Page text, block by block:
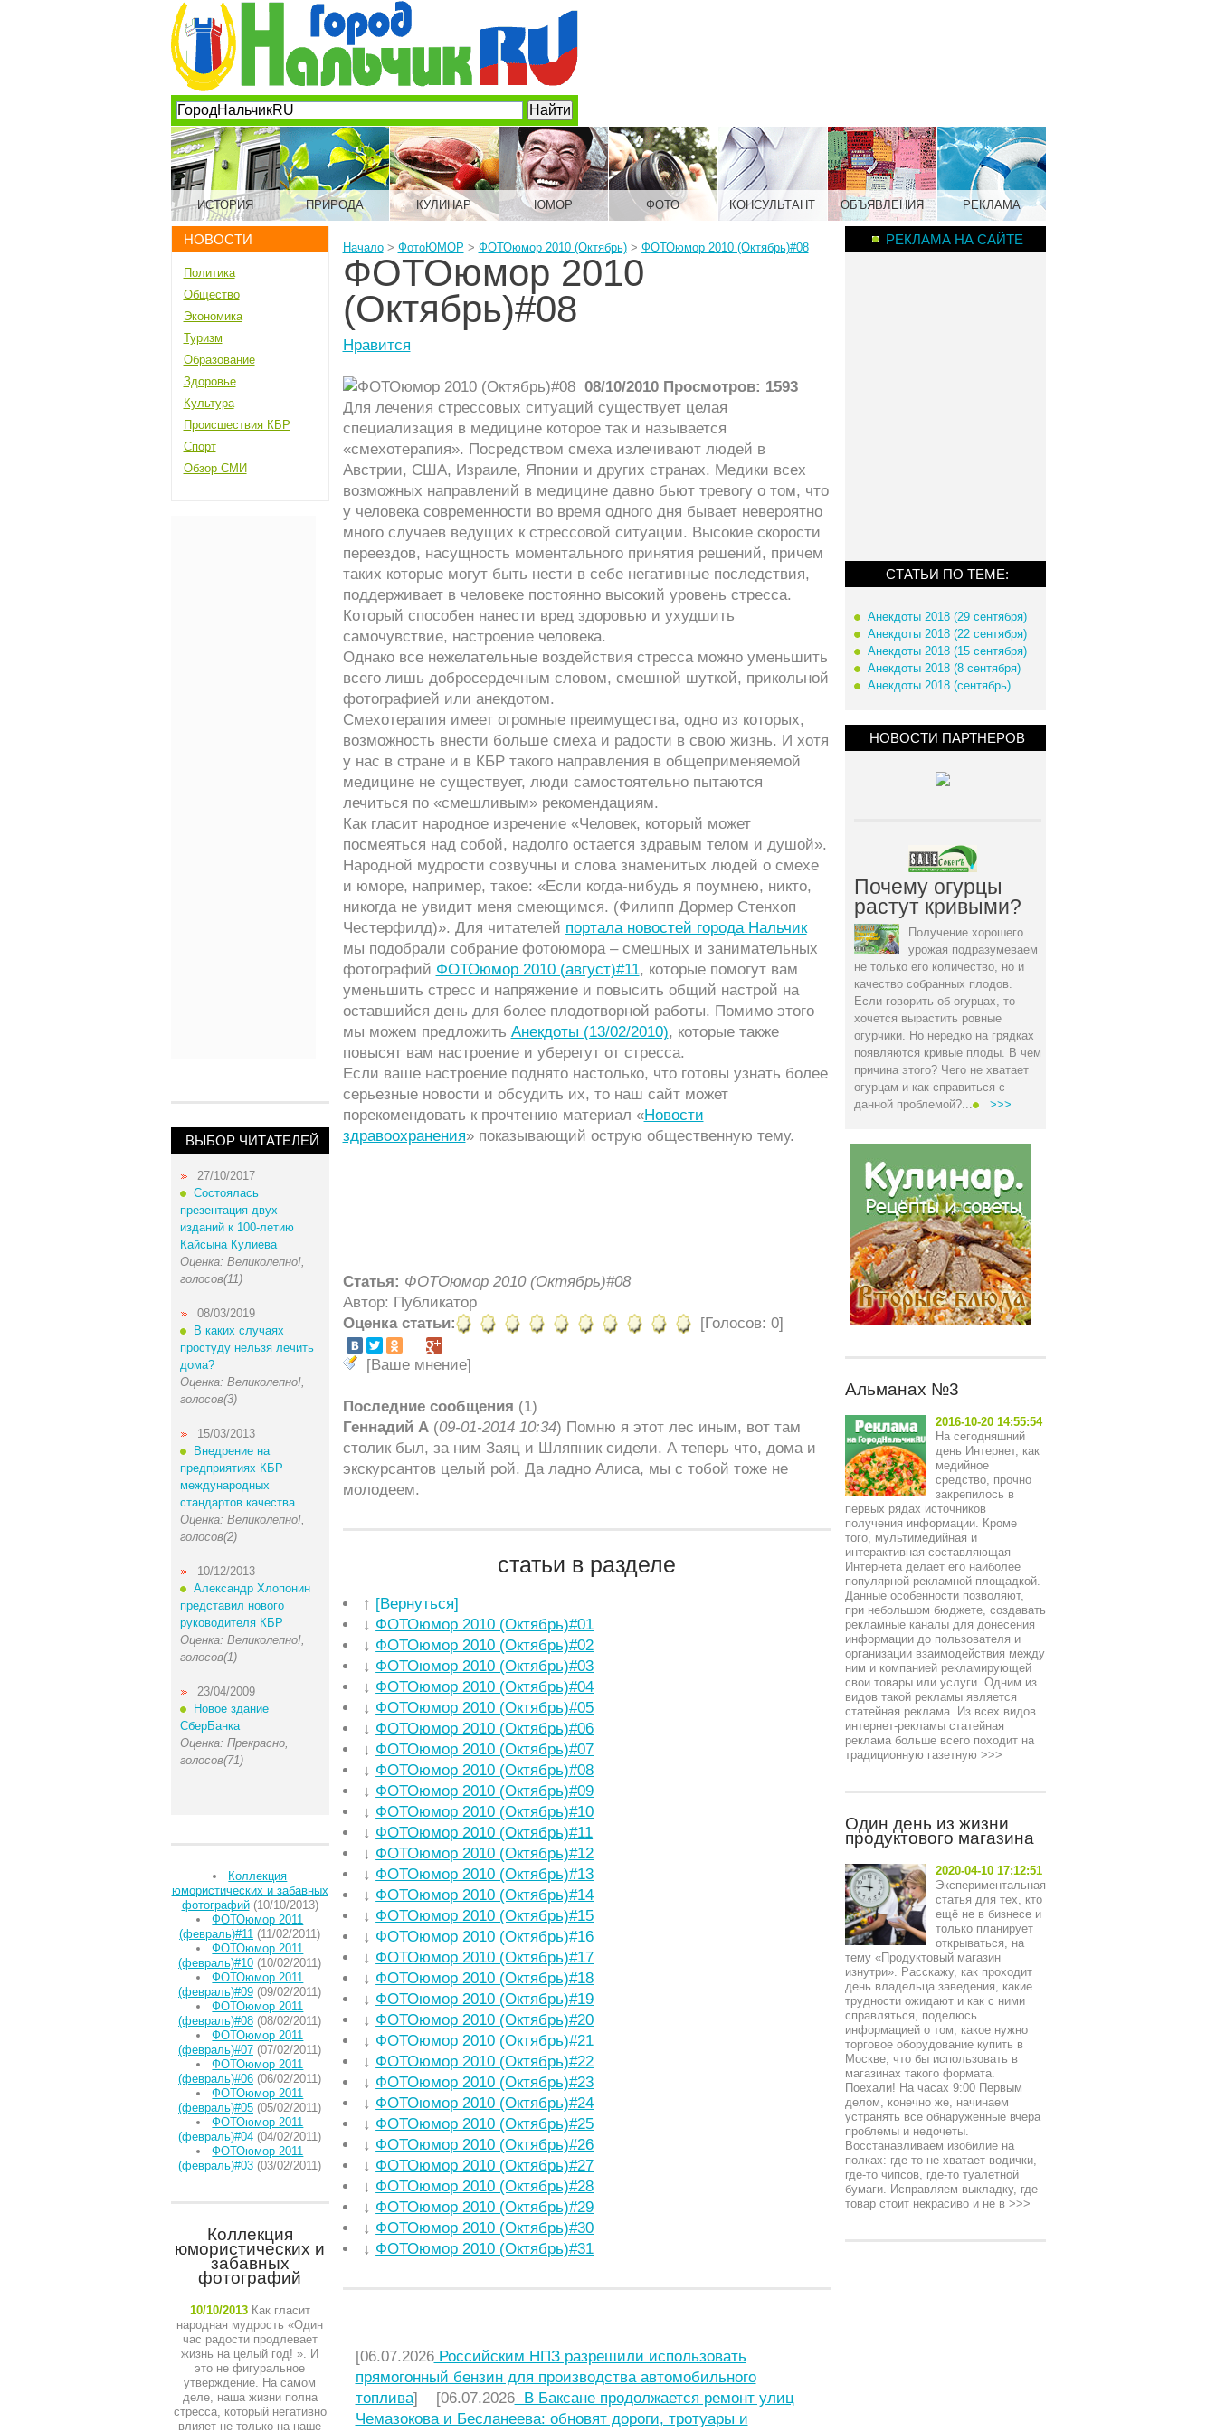
ИСТОРИЯ ПРИРОДА КУЛИНАР ЮМОР ФОТО КОНСУЛЬТАНТ ОБЪЯВЛЕНИЯ РЕКЛАМА
НОВОСТИ
Политика
Общество
Экономика
Туризм
Образование
Здоровье
Культура
Происшествия КБР
Спорт
Обзор СМИ
ВЫБОР ЧИТАТЕЛЕЙ
27/10/2017
Состоялась
презентация двух
изданий к 100-летию
Кайсына Кулиева
Оценка: Великолепно!,
голосов(11)
08/03/2019
В каких случаях
простуду нельзя лечить
дома?
Оценка: Великолепно!,
голосов(3)
15/03/2013
Внедрение на
предприятиях КБР
международных
стандартов качества
Оценка: Великолепно!,
голосов(2)
10/12/2013
Александр Хлопонин
представил нового
руководителя КБР
Оценка: Великолепно!,
голосов(1)
23/04/2009
Новое здание
СберБанка
Оценка: Прекрасно,
голосов(71)
Коллекция
юмористических и забавных
фотографий(10/10/2013)
ФОТОюмор 2011
(февраль)#11 (11/02/2011)
ФОТОюмор 2011
(февраль)#10 (10/02/2011)
ФОТОюмор 2011
(февраль)#09 (09/02/2011)
ФОТОюмор 2011
(февраль)#08 (08/02/2011)
ФОТОюмор 2011
(февраль)#07 (07/02/2011)
ФОТОюмор 2011
(февраль)#06 (06/02/2011)
ФОТОюмор 2011
(февраль)#05 (05/02/2011)
ФОТОюмор 2011
(февраль)#04 (04/02/2011)
ФОТОюмор 2011
(февраль)#03 (03/02/2011)
Коллекция
юмористических и
забавных
фотографий
10/10/2013 Как гласит
народная мудрость «Один
час радости продлевает
жизнь на целый год! ». И
это не фигуральное
утверждение. На самом
деле, наша жизни полна
стресса, который негативно
влияет не только на наше
Начало> ФотоЮМОР > ФОТОюмор 2010 (Октябрь)> ФОТОюмор 2010 (Октябрь)#08
ФОТОюмор 2010
(Октябрь)#08
Нравится
08/10/2010 Просмотров: 1593
Для лечения стрессовых ситуаций существует целая
специализация в медицине которое так и называется
«смехотерапия». Посредством смеха излечивают людей в
Австрии, США, Израиле, Японии и других странах. Медики всех
возможных направлений в медицине давно бьют тревогу о том, что
у человека современности во время одного дня бывает невероятно
много случаев ведущих к стрессовой ситуации. Высокие скорости
переездов, насущность моментального принятия решений, причем
таких которые могут быть нести в себе негативные последствия,
поддерживает в человеке постоянно высокий уровень стресса.
Который способен нанести вред здоровью и ухудшить
самочувствие, настроение человека.
Однако все нежелательные воздействия стресса можно уменьшить
всего лишь добросердечным словом, смешной шуткой, прикольной
фотографией или анекдотом.
Смехотерапия имеет огромные преимущества, одно из которых,
возможность внести больше смеха и радости в свою жизнь. И хотя
у нас в стране и в КБР такого направления в общеприменяемой
медицине не существует, люди самостоятельно пытаются
лечиться по «смешливым» рекомендациям.
Как гласит народное изречение «Человек, который может
посмеяться над собой, надолго остается здравым телом и душой».
Народной мудрости созвучны и слова знаменитых людей о смехе
и юморе, например, такое: «Если когда-нибудь я поумнею, никто,
никогда не увидит меня смеющимся. (Филипп Дормер Стенхоп
Честерфилд)». Для читателей портала новостей города Нальчик
мы подобрали собрание фотоюмора – смешных и занимательных
фотографий ФОТОюмор 2010 (август)#11, которые помогут вам
уменьшить стресс и напряжение и повысить общий настрой на
оставшийся день для более плодотворной работы. Помимо этого
мы можем предложить Анекдоты (13/02/2010), которые также
повысят вам настроение и уберегут от стресса.
Если ваше настроение поднято настолько, что готовы узнать более
серьезные новости и обсудить их, то наш сайт может
порекомендовать к прочтению материал «Новости
здравоохранения» показывающий острую общественную тему.
Статья: ФОТОюмор 2010 (Октябрь)#08
Автор: Публикатор
Оценка статьи:
[Голосов: 0]
[Ваше мнение]
Последние сообщения (1)
Геннадий А(09-01-2014 10:34) Помню я этот лес иным, вот там
столик был, за ним Заяц и Шляпник сидели. А теперь что, дома и
экскурсантов целый рой. Да ладно Алиса, мы с тобой тоже не
молодеем.
статьи в разделе
↑ [Вернуться]
↓ ФОТОюмор 2010 (Октябрь)#01
↓ ФОТОюмор 2010 (Октябрь)#02
↓ ФОТОюмор 2010 (Октябрь)#03
↓ ФОТОюмор 2010 (Октябрь)#04
↓ ФОТОюмор 2010 (Октябрь)#05
↓ ФОТОюмор 2010 (Октябрь)#06
↓ ФОТОюмор 2010 (Октябрь)#07
↓ ФОТОюмор 2010 (Октябрь)#08
↓ ФОТОюмор 2010 (Октябрь)#09
↓ ФОТОюмор 2010 (Октябрь)#10
↓ ФОТОюмор 2010 (Октябрь)#11
↓ ФОТОюмор 2010 (Октябрь)#12
↓ ФОТОюмор 2010 (Октябрь)#13
↓ ФОТОюмор 2010 (Октябрь)#14
↓ ФОТОюмор 2010 (Октябрь)#15
↓ ФОТОюмор 2010 (Октябрь)#16
↓ ФОТОюмор 2010 (Октябрь)#17
↓ ФОТОюмор 2010 (Октябрь)#18
↓ ФОТОюмор 2010 (Октябрь)#19
↓ ФОТОюмор 2010 (Октябрь)#20
↓ ФОТОюмор 2010 (Октябрь)#21
↓ ФОТОюмор 2010 (Октябрь)#22
↓ ФОТОюмор 2010 (Октябрь)#23
↓ ФОТОюмор 2010 (Октябрь)#24
↓ ФОТОюмор 2010 (Октябрь)#25
↓ ФОТОюмор 2010 (Октябрь)#26
↓ ФОТОюмор 2010 (Октябрь)#27
↓ ФОТОюмор 2010 (Октябрь)#28
↓ ФОТОюмор 2010 (Октябрь)#29
↓ ФОТОюмор 2010 (Октябрь)#30
↓ ФОТОюмор 2010 (Октябрь)#31
[06.07.2026Российским НПЗ разрешили использовать
прямогонный бензин для производства автомобильного
топлива] [06.07.2026В Баксане продолжается ремонт улиц
Чемазокова и Бесланеева: обновят дороги, тротуары и
РЕКЛАМА НА САЙТЕ
СТАТЬИ ПО ТЕМЕ:
Анекдоты 2018 (29 сентября)
Анекдоты 2018 (22 сентября)
Анекдоты 2018 (15 сентября)
Анекдоты 2018 (8 сентября)
Анекдоты 2018 (сентябрь)
НОВОСТИ ПАРТНЕРОВ
Почему огурцы
растут кривыми?
Получение хорошего
урожая подразумеваем
не только его количество, но и
качество собранных плодов.
Если говорить об огурцах, то
хочется вырастить ровные
огурчики. Но нередко на грядках
появляются кривые плоды. В чем
причина этого? Чего не хватает
огурцам и как справиться с
данной проблемой?...
>>>
Альманах №3
2016-10-20 14:55:54
На сегодняшний
день Интернет, как
медийное
средство, прочно
закрепилось в
первых рядах источников
получения информации. Кроме
того, мультимедийная и
интерактивная составляющая
Интернета делает его наиболее
популярной рекламной площадкой.
Данные особенности позволяют,
при небольшом бюджете, создавать
рекламные каналы для донесения
информации до пользователя и
организации взаимодействия между
ним и компанией рекламирующей
свои товары или услуги. Одним из
видов такой рекламы является
статейная реклама. Из всех видов
интернет-рекламы статейная
реклама больше всего походит на
традиционную газетную >>>
Один день из жизни
продуктового магазина
2020-04-10 17:12:51
Экспериментальная
статья для тех, кто
ещё не в бизнесе и
только планирует
открываться, на
тему «Продуктовый магазин
изнутри». Расскажу, как проходит
день владельца заведения, какие
трудности ожидают и как с ними
справляться, поделюсь
информацией о том, какое нужно
торговое оборудование купить в
Москве, что бы использовать в
магазинах такого формата.
Поехали! На часах 9:00 Первым
делом, конечно же, начинаем
устранять все обнаруженные вчера
проблемы и недочеты.
Восстанавливаем изобилие на
полках: где-то не хватает водички,
где-то чипсов, где-то туалетной
бумаги. Исправляем выкладку, где
товар стоит некрасиво и не в>>>